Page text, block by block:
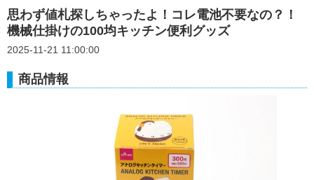
思わず値札探しちゃったよ！コレ電池不要なの？！
機械仕掛けの100均キッチン便利グッズ
2025-11-21 11:00:00
商品情報